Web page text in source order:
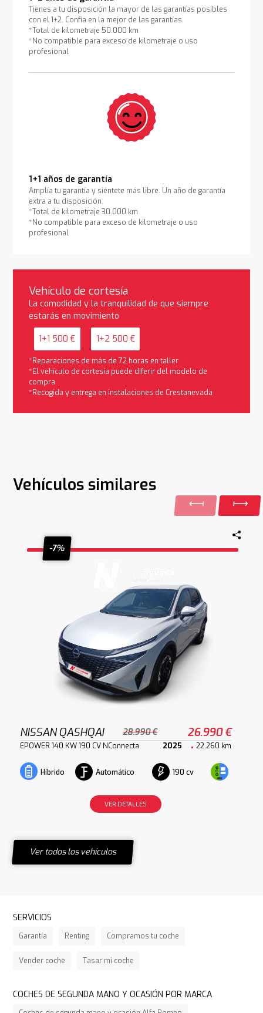
Tienes a tu disposición la mayor de las garantías posibles
con el 1+2. Confía en la mejor de las garantías.
*Total de kilometraje 50.000 km
*No compatible para exceso de kilometraje o uso
profesional
1+1 años de garantía
Amplía tu garantía y siéntete más libre. Un año de garantía
extra a tu disposición.
*Total de kilometraje 30.000 km
*No compatible para exceso de kilometraje o uso
profesional
Vehículo de cortesía
La comodidad y la tranquilidad de que siempre
estarás en movimiento
1+1 500 € 1+2 500 €
*Reparaciones de más de 72 horas en taller
*El vehículo de cortesía puede diferir del modelo de
compra
*Recogida y entrega en instalaciones de Crestanevada
Vehículos similares
-7%
NISSAN QASHQAI 28.990 € 26.990 €
EPOWER 140 KW 190 CV NConnecta 2025 22.260 km
Híbrido Automático 190 cv
VER DETALLES
Ver todos los vehículos
SERVICIOS
Garantía Renting Compramos tu coche
Vender coche Tasar mi coche
COCHES DE SEGUNDA MANO Y OCASIÓN POR MARCA